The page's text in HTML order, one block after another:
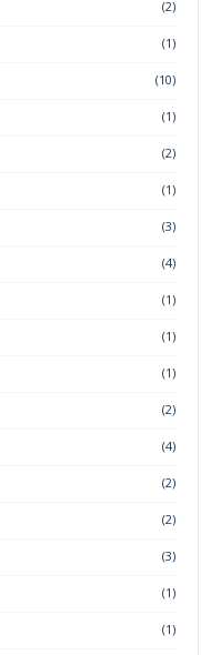
(2)
(1)
(10)
(1)
(2)
(1)
(3)
(4)
(1)
(1)
(1)
(2)
(4)
(2)
(2)
(3)
(1)
(1)